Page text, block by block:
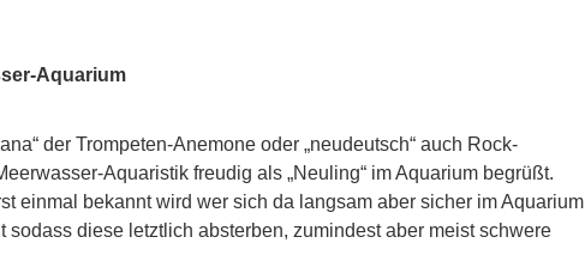
Aquarium
der Trompeten-Anemone oder „neudeutsch“ auch Rock-
Aquaristik freudig als „Neuling“ im Aquarium begrüßt.
einmal bekannt wird wer sich da langsam aber sicher im Aquarium
diese letztlich absterben, zumindest aber meist schwere